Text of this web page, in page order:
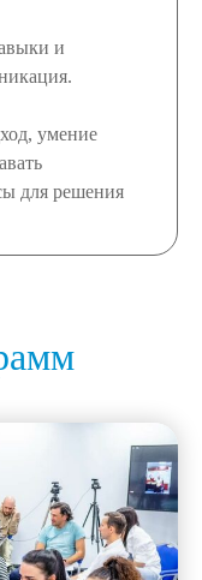
и
умение
для решения